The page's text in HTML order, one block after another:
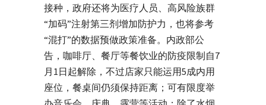
接种，政府还将为医疗人员、高风险族群
“加码”注射第三剂增加防护力，也将参考
“混打”的数据预做政策准备。内政部公
告，咖啡厅、餐厅等餐饮业的防疫限制自7
月1日起解除，不过店家只能运用5成内用
座位，餐桌间仍须保持距离；可有限度举